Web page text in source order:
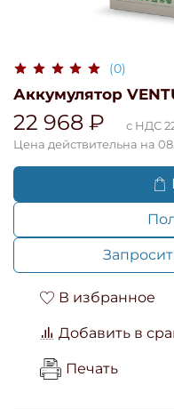
(0)
Аккумулятор
22 968 ₽
с НДС
Цена действительна на
В избранное
Добавить в
Печать